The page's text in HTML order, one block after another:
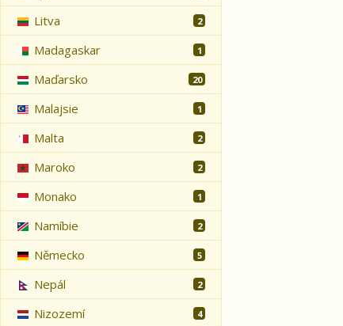
Litva 2
Madagaskar 1
Maďarsko 20
Malajsie 1
Malta 2
Maroko 2
Monako 1
Namíbie 2
Německo 5
Nepál 2
Nizozemí 4